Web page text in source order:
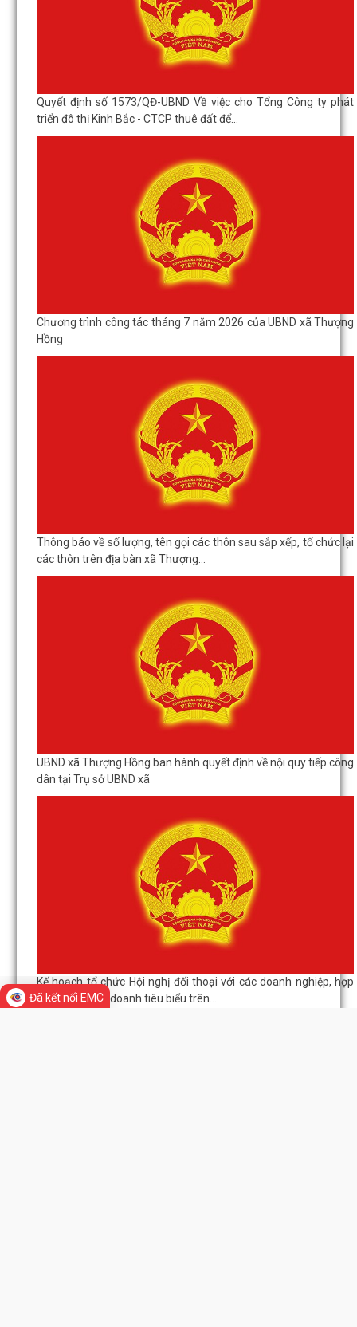
Quyết định số 1573/QĐ-UBND Về việc cho Tổng Công ty phát
triển đô thị Kinh Bắc - CTCP thuê đất để...
Chương trình công tác tháng 7 năm 2026 của UBND xã Thượng
Thông báo về số lượng, tên gọi các thôn sau sắp xếp, tổ chức lại
các thôn trên địa bàn xã Thượng...
UBND xã Thượng Hồng ban hành quyết định về nội quy tiếp công
dân tại Trụ sở UBND xã
Đã kết nối EMC